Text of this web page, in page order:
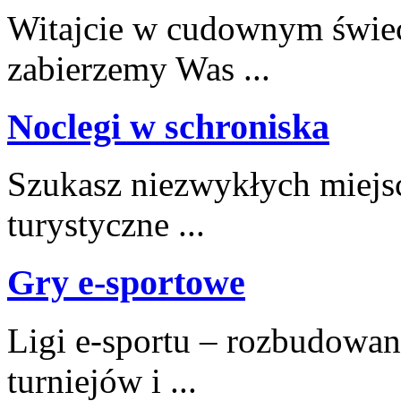
Witajcie w cudownym
zabierzemy Was ...
Noclegi w schroniska
Szukasz⁢ niezwykłych
⁢turystyczne ...
Gry e-sportowe
Ligi e-sportu –
turniejów i ...